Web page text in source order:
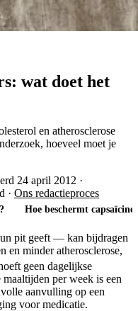
wat doet het
en atherosclerose
hoeveel moet je
24 april 2012 ·
· Ons redactieproces
Hoe beschermt
pit geeft — kan bijdragen
en minder atherosclerose,
geen dagelijkse
per week is een
aanvulling op een
voor medicatie.